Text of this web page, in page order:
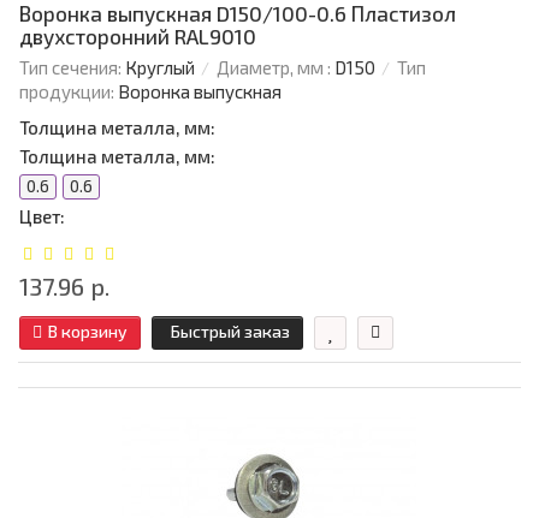
Воронка выпускная D150/100-0.6 Пластизол
двухсторонний RAL9010
Тип сечения: Круглый Диаметр, мм : D150
Тип
продукции: Воронка выпускная
Толщина металла, мм:
Толщина металла, мм:
0.6 0.6
Цвет:
137.96 р.
В корзину Быстрый заказ